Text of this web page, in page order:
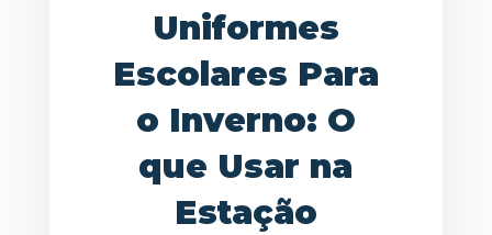
Uniformes
Escolares Para
o Inverno: O
que Usar na
Estação